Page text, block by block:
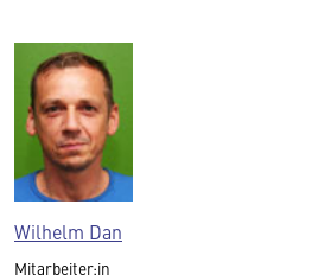
Wilhelm Dan
Mitarbeiter:in